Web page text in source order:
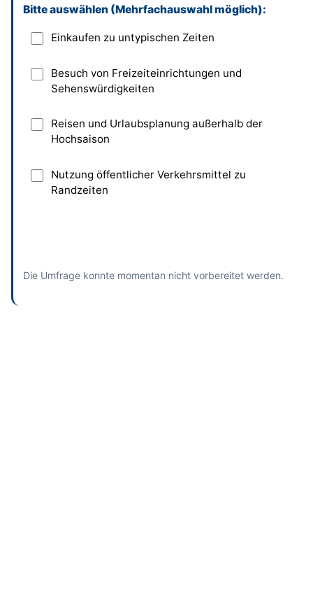
Dieses Feld bitte leer lassen
Bitte auswählen (Mehrfachauswahl möglich):
Einkaufen zu untypischen Zeiten
Besuch von Freizeiteinrichtungen und
Sehenswürdigkeiten
Reisen und Urlaubsplanung außerhalb der
Hochsaison
Nutzung öffentlicher Verkehrsmittel zu
Randzeiten
Die Umfrage konnte momentan nicht vorbereitet werden.